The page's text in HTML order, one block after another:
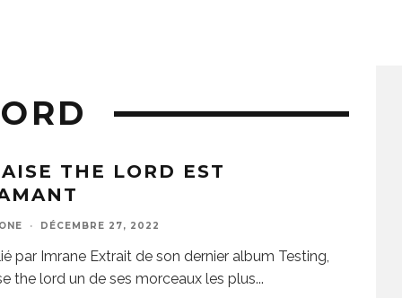
THE LORD EST
· DÉCEMBRE 27, 2022
par Imrane Extrait de son dernier album Testing,
the lord un de ses morceaux les plus...